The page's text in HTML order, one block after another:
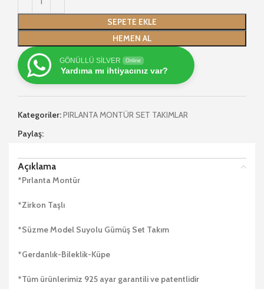
SEPETE EKLE
HEMEN AL
GÖNÜLLÜ SİLVER Online
Yardıma mı ihtiyacınız var?
Kategoriler:PIRLANTA MONTÜR SET TAKIMLAR
Paylaş:
Açıklama
*Pırlanta Montür
*Zirkon Taşlı
*Süzme Model Suyolu Gümüş Set Takım
*Gerdanlık-Bileklik-Küpe
*Tüm ürünlerimiz 925 ayar garantili ve patentlidir